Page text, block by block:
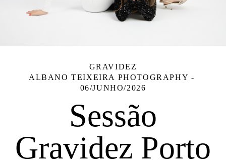
GRAVIDEZ
ALBANO TEIXEIRA PHOTOGRAPHY
06/JUNHO/2026
Sessão
Gravidez Porto